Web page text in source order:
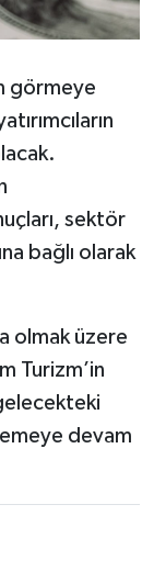
görmeye
sektör
bağlı olarak
olmak üzere
Turizm’in
devam